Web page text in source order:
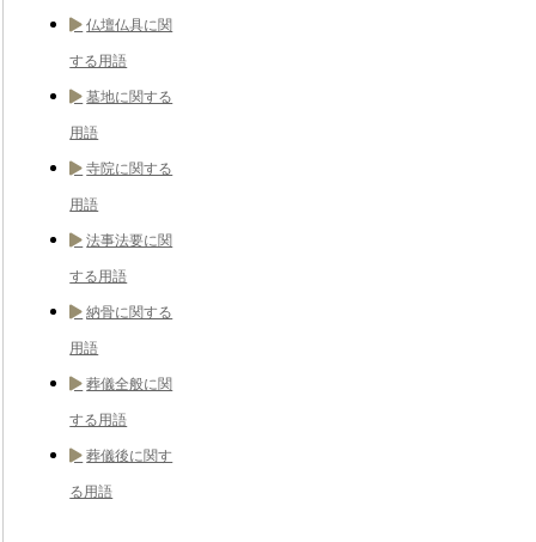
仏壇仏具に関
する用語
墓地に関する
用語
寺院に関する
用語
法事法要に関
する用語
納骨に関する
用語
葬儀全般に関
する用語
葬儀後に関す
る用語